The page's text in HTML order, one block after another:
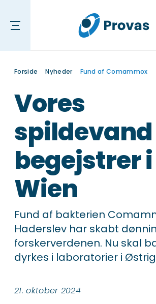
Forside Nyheder Fund af Comammox
Vores
spildevand
begejstrer i
Wien
Fund af bakterien
Haderslev har skabt
forskerverdenen. Nu skal
dyrkes i laboratorier i
21. oktober 2024